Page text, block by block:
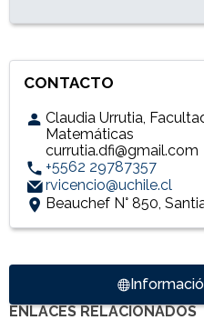
Accesos directos
Enlaces y documentos
ENLACES RELACIONADOS
CONTACTO
Claudia Urrutia,
Matemáticas
currutia.dfi@gmail.com
+5562 29787357
rvicencio@uchile.cl
Beauchef N° 850,